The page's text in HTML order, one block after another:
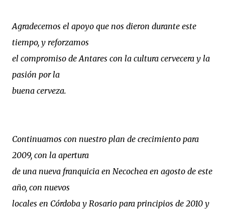
Agradecemos el apoyo que nos dieron durante este
tiempo, y reforzamos
el compromiso de Antares con la cultura cervecera y la
pasión por la
buena cerveza.
Continuamos con nuestro plan de crecimiento para
2009, con la apertura
de una nueva franquicia en Necochea en agosto de este
año, con nuevos
locales en Córdoba y Rosario para principios de 2010 y